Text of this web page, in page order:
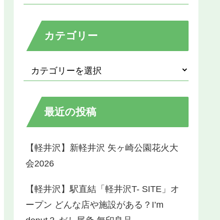
カテゴリー
最近の投稿
【軽井沢】新軽井沢 矢ヶ崎公園花火大
会2026
【軽井沢】駅直結「軽井沢T- SITE」オ
ープン どんな店や施設がある？I’m